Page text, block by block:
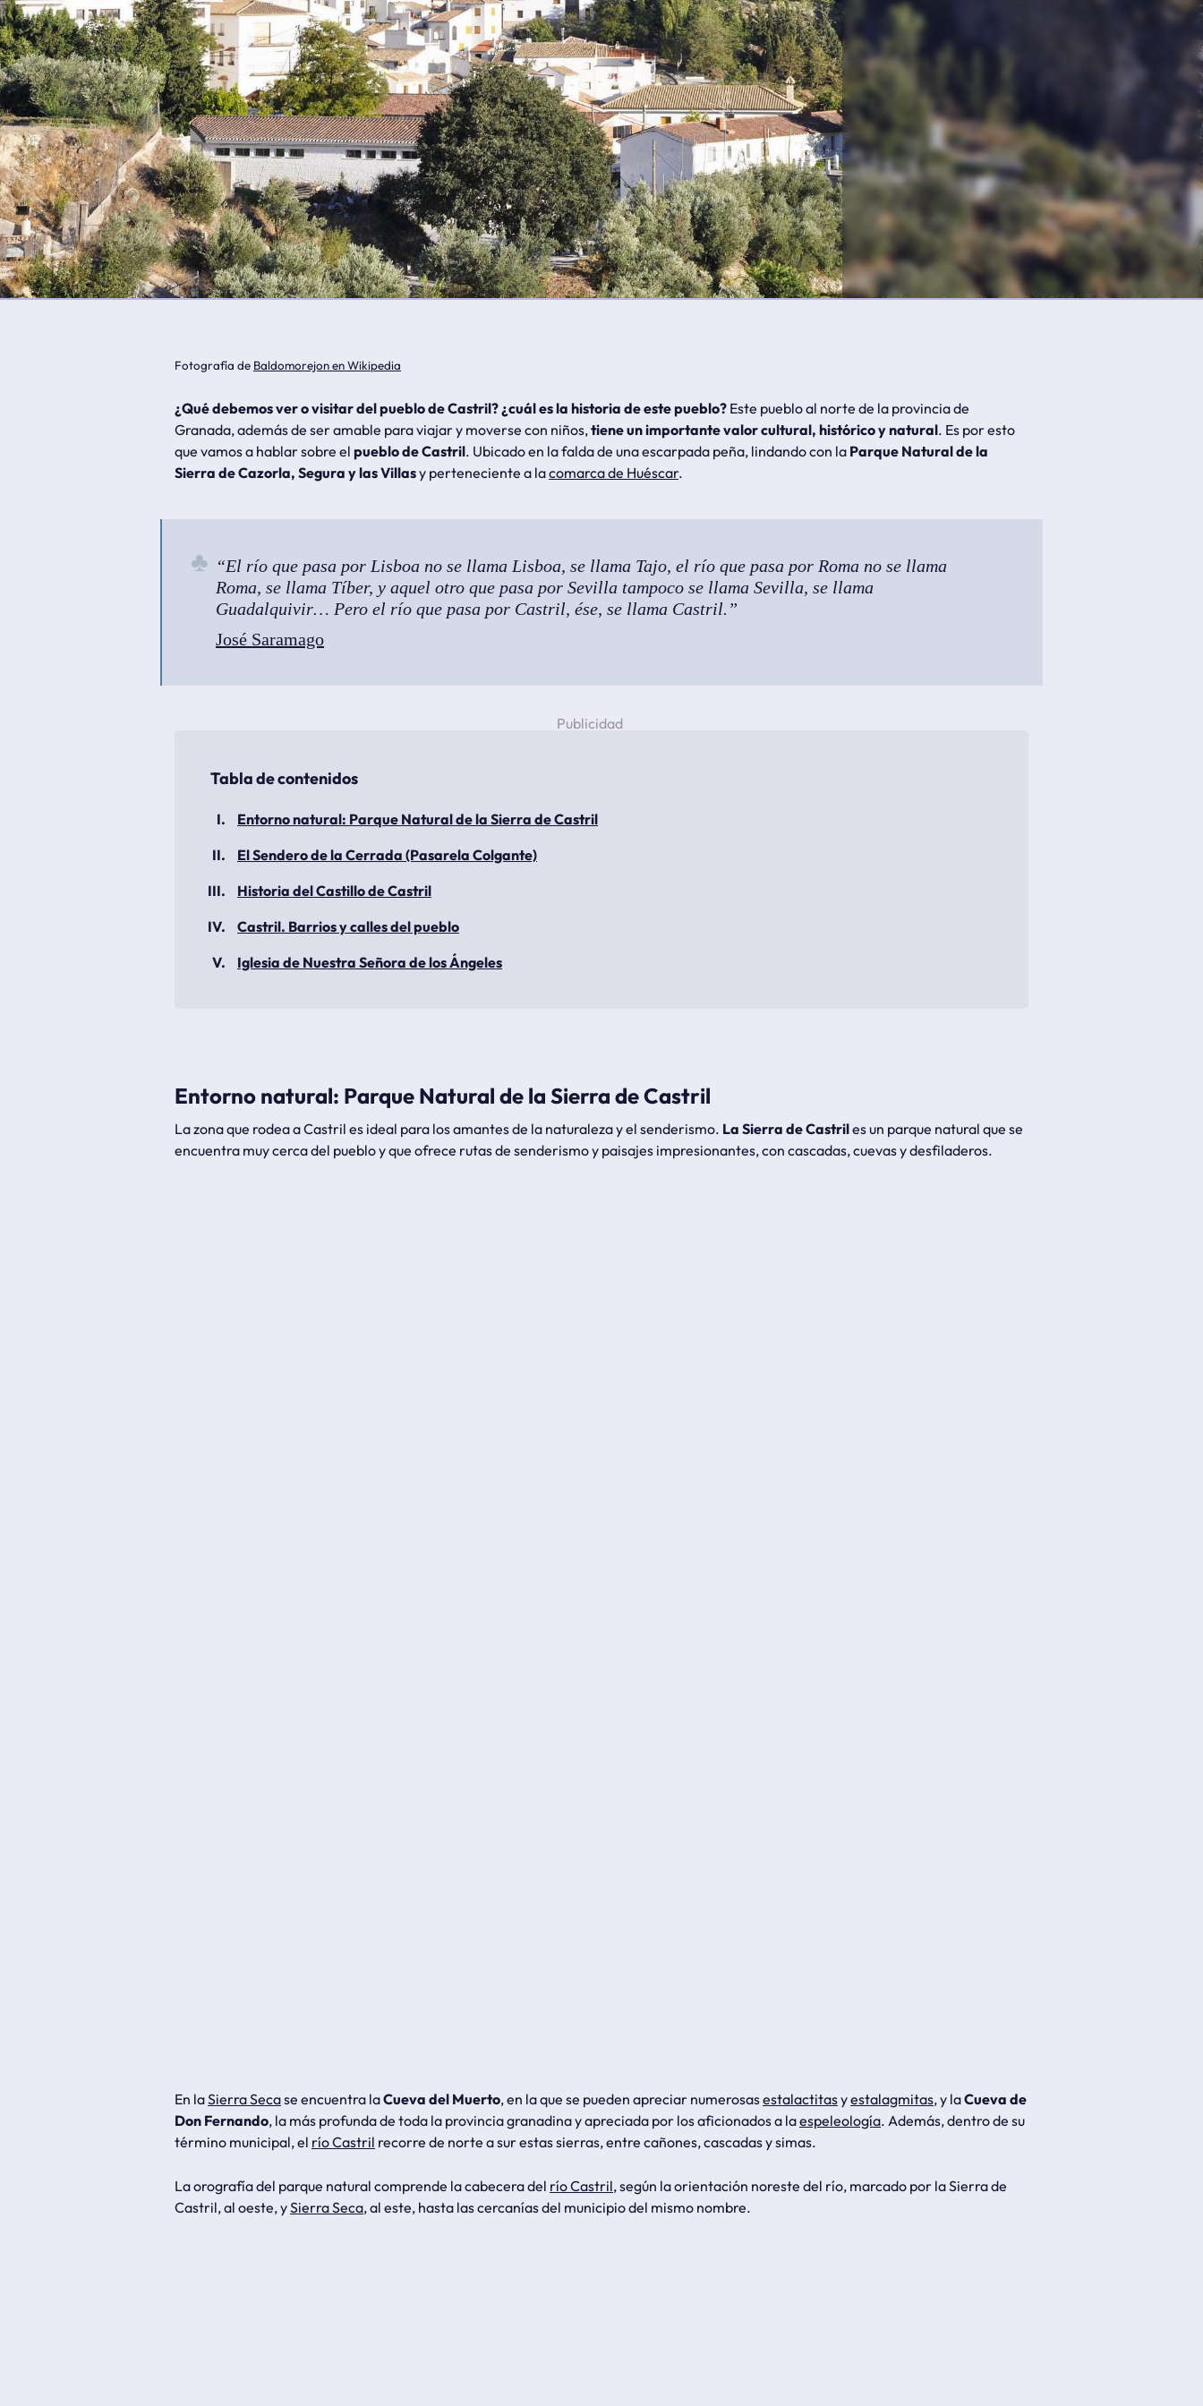
Fotografía de Baldomorejon en Wikipedia
¿Qué debemos ver o visitar del pueblo de Castril? ¿cuál es la historia de este pueblo? Este pueblo al norte de la provincia de
Granada, además de seramable para viajar y moverse con niños,tiene un importante valor cultural, histórico y natural. Es por esto
que vamos a hablar sobre el pueblo de Castril. Ubicado en la falda de una escarpada peña, lindando con la Parque Natural de la
Sierra de Cazorla, Segura y las Villasy perteneciente a lacomarca de Huéscar.
El río que pasa por Lisboa no se llama Lisboa, se llama Tajo, el río que pasa por Roma no se llama
Roma, se llama Tíber, y aquel otro que pasa por Sevilla tampoco se llama Sevilla, se llama
Guadalquivir… Pero el río que pasa por Castril, ése, se llama Castril.
José Saramago
Entorno natural: Parque Natural de la Sierra de Castril
El Sendero de la Cerrada (Pasarela Colgante)
Historia del Castillo de Castril
Castril. Barrios y calles del pueblo
Iglesia de Nuestra Señora de los Ángeles
Entorno natural: Parque Natural de la Sierra de Castril
La zona que rodea a Castril es ideal para los amantes de la naturaleza y el senderismo. La Sierra de Castriles un parque natural que se
encuentra muy cerca del pueblo y que ofrece rutas de senderismo y paisajes impresionantes, con cascadas, cuevas y desfiladeros.
En laSierra Secase encuentra laCueva del Muerto, en la que se pueden apreciar numerosasestalactitasyestalagmitas, y laCueva de
Don Fernando, la más profunda de toda la provincia granadina y apreciada por los aficionados a laespeleología. Además, dentro de su
término municipal, el río Castril recorre de norte a sur estas sierras, entre cañones, cascadas y simas.
La orografía del parque natural comprende la cabecera del río Castril, según la orientación noreste del río, marcado por la Sierra de
Castril, al oeste, ySierra Seca, al este, hasta las cercanías del municipio del mismo nombre.